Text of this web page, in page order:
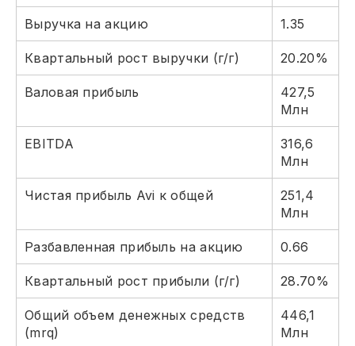
Выручка на акцию 1.35
Квартальный рост выручки (г/г) 20.20%
Валовая прибыль
427,5
Млн
EBITDA
316,6
Млн
Чистая прибыль Avi к общей
251,4
Млн
Разбавленная прибыль на акцию 0.66
Квартальный рост прибыли (г/г) 28.70%
Общий объем денежных средств
(mrq)
446,1
Млн